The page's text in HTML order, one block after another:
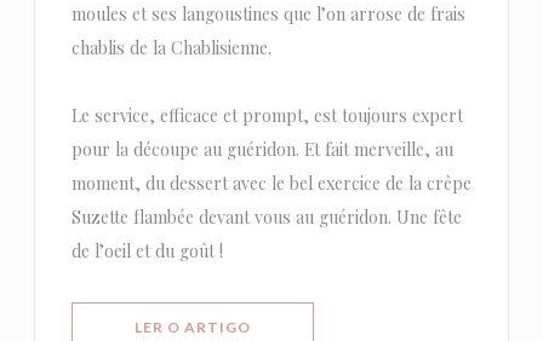
moules et ses langoustines que l’on arrose de frais
chablis de la Chablisienne.
Le service, efficace et prompt, est toujours expert
pour la découpe au guéridon. Et fait merveille, au
moment, du dessert avec le bel exercice de la crêpe
Suzette flambée devant vous au guéridon. Une fête
de l’oeil et du goût !
LER O ARTIGO((ABRE NUMA NOVA JANELA))